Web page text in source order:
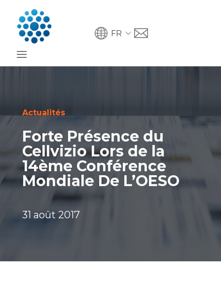
FR
Actualités
Forte Présence du
Cellvizio Lors de la
14ème Conférence
Mondiale De L’OESO
31 août 2017